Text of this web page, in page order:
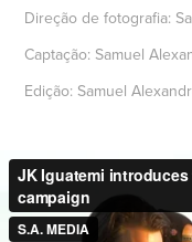
Direção de fotografia:
Captação: Samuel
Edição: Samuel